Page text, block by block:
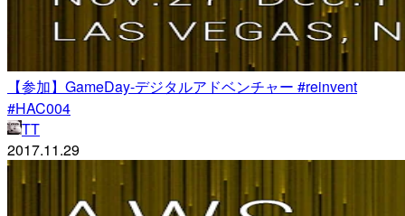
【参加】GameDay-デジタルアドベンチャー #reinvent
#HAC004
TT
2017.11.29